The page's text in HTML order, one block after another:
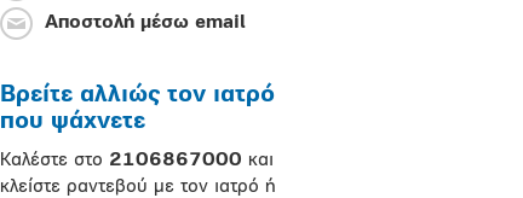
Αποστολή μέσω email
Βρείτε αλλιώς τον ιατρό
που ψάχνετε
Καλέστε στο 2106867000 και
κλείστε ραντεβού με τον ιατρό ή